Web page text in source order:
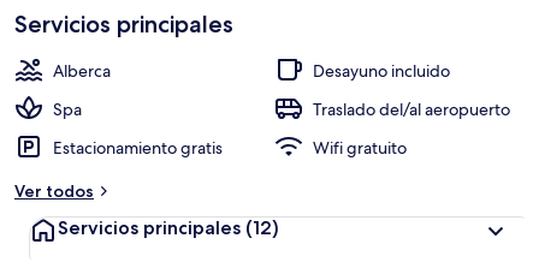
elegida
c
ó
t
a
Servicios principales
Alberca
Desayuno incluido
Spa
Traslado del/al aeropuerto
Estacionamiento gratis
Wifi gratuito
Ver todos
Servicios principales (12)